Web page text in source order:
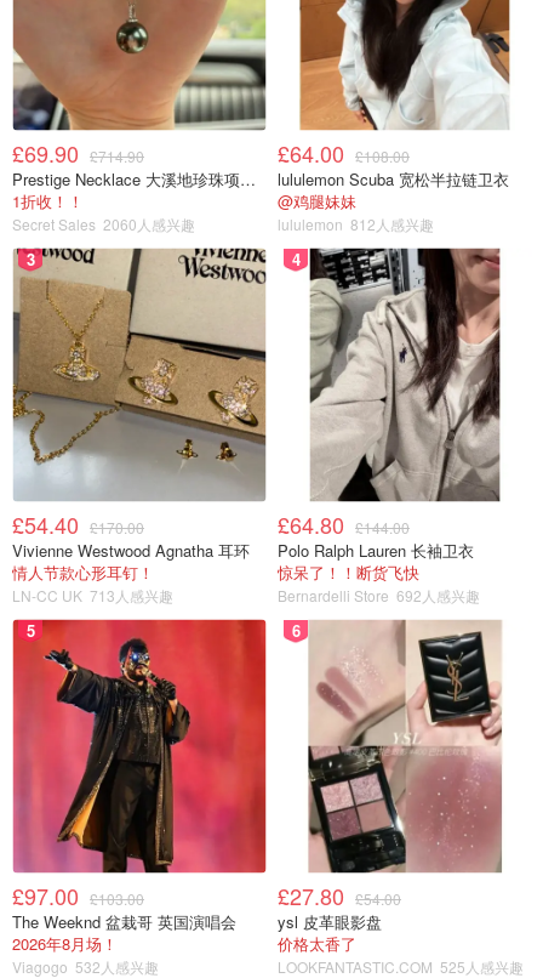
£69.90 £714.90
Prestige Necklace 大溪地珍珠项链 10-11mm
1折收！！
Secret Sales 2060人感兴趣
£64.00 £108.00
lululemon Scuba 宽松半拉链卫衣
@鸡腿妹妹
lululemon 812人感兴趣
3
£54.40 £170.00
Vivienne Westwood Agnatha 耳环
情人节款心形耳钉！
LN-CC UK 713人感兴趣
4
£64.80 £144.00
Polo Ralph Lauren 长袖卫衣
惊呆了！！断货飞快
Bernardelli Store 692人感兴趣
5
£97.00 £103.00
The Weeknd 盆栽哥 英国演唱会
2026年8月场！
Viagogo 532人感兴趣
6
£27.80 £54.00
ysl 皮革眼影盘
价格太香了
LOOKFANTASTIC.COM 525人感兴趣